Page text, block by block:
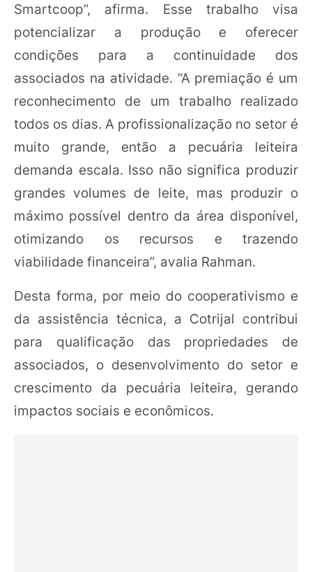
Smartcoop”, afirma. Esse trabalho visa
potencializar a produção e oferecer
condições para a continuidade dos
associados na atividade. “A premiação é um
reconhecimento de um trabalho realizado
todos os dias. A profissionalização no setor é
muito grande, então a pecuária leiteira
demanda escala. Isso não significa produzir
grandes volumes de leite, mas produzir o
máximo possível dentro da área disponível,
otimizando os recursos e trazendo
viabilidade financeira”, avalia Rahman.
Desta forma, por meio do cooperativismo e
da assistência técnica, a Cotrijal contribui
para qualificação das propriedades de
associados, o desenvolvimento do setor e
crescimento da pecuária leiteira, gerando
impactos sociais e econômicos.